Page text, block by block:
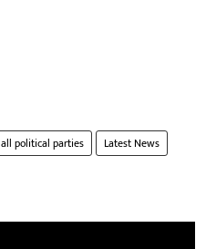
all political parties Latest News